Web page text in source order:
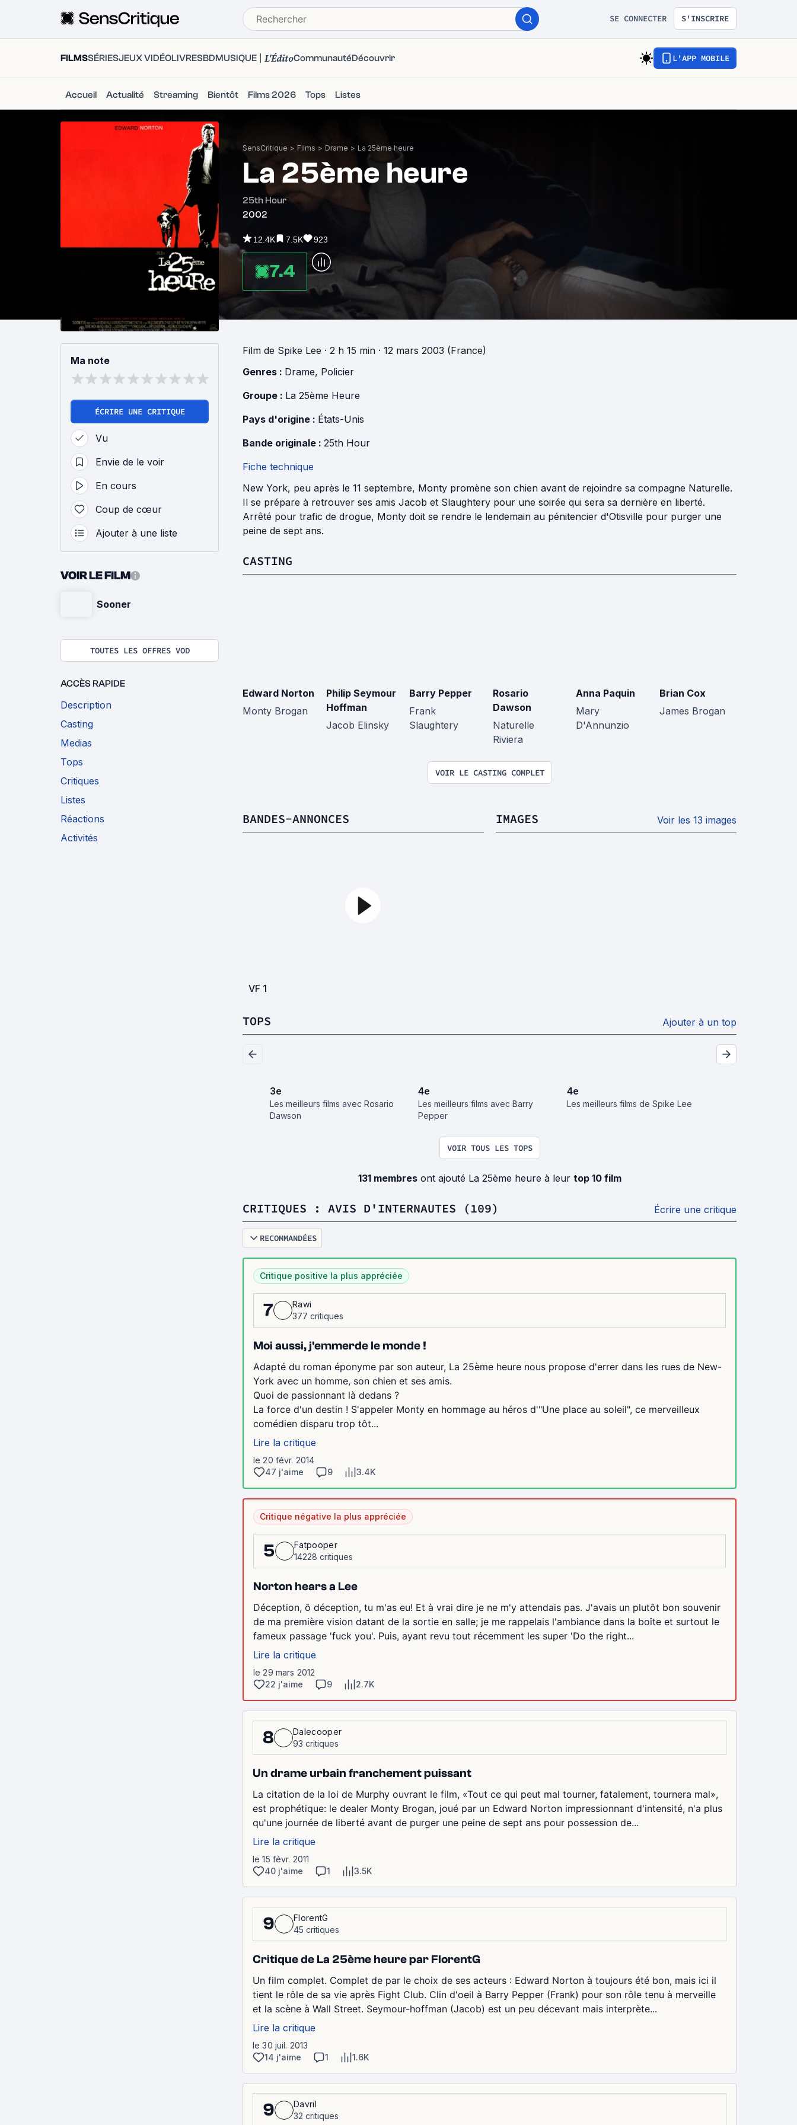
SE CONNECTER S'INSCRIRE
FILMSSÉRIESJEUX VIDÉOLIVRESBDMUSIQUE L'ÉditoCommunautéDécouvrir L'APP MOBILE
Accueil Actualité Streaming Bientôt Films 2026 Tops Listes
SensCritique > Films > Drame > La 25ème heure
La 25ème heure
25th Hour
2002
12.4K 7.5K 923
7.4
Ma note
ÉCRIRE UNE CRITIQUE
Vu
Envie de le voir
En cours
Coup de cœur
Ajouter à une liste
VOIR LE FILM
Sooner
TOUTES LES OFFRES VOD
ACCÈS RAPIDE
Description
Casting
Medias
Tops
Critiques
Listes
Réactions
Activités
Film de Spike Lee · 2 h 15 min · 12 mars 2003 (France)
Genres : Drame, Policier
Groupe : La 25ème Heure
Pays d'origine : États-Unis
Bande originale : 25th Hour
Fiche technique
New York, peu après le 11 septembre, Monty promène son chien avant de rejoindre sa compagne Naturelle.
Il se prépare à retrouver ses amis Jacob et Slaughtery pour une soirée qui sera sa dernière en liberté.
Arrêté pour trafic de drogue, Monty doit se rendre le lendemain au pénitencier d'Otisville pour purger une
peine de sept ans.
CASTING
Edward Norton
Monty Brogan
Philip Seymour
Hoffman
Jacob Elinsky
Barry Pepper
Frank
Slaughtery
Rosario
Dawson
Naturelle
Riviera
Anna Paquin
Mary
D'Annunzio
Brian Cox
James Brogan
VOIR LE CASTING COMPLET
BANDES-ANNONCES
VF 1
IMAGES Voir les 13 images
TOPS Ajouter à un top
3e
Les meilleurs films avec Rosario
Dawson
4e
Les meilleurs films avec Barry
Pepper
4e
Les meilleurs films de Spike Lee
VOIR TOUS LES TOPS
131 membresont ajouté La 25ème heure à leur top 10 film
CRITIQUES : AVIS D'INTERNAUTES (109) Écrire une critique
RECOMMANDÉES
Critique positive la plus appréciée
7
Rawi
377 critiques
Moi aussi, j'emmerde le monde !
Adapté du roman éponyme par son auteur, La 25ème heure nous propose d'errer dans les rues de New-
York avec un homme, son chien et ses amis.
Quoi de passionnant là dedans ?
La force d'un destin ! S'appeler Monty en hommage au héros d'"Une place au soleil", ce merveilleux
comédien disparu trop tôt...
Lire la critique
le 20 févr. 2014
47 j'aime
9 3.4K
Critique négative la plus appréciée
5
Fatpooper
14228 critiques
Norton hears a Lee
Déception, ô déception, tu m'as eu! Et à vrai dire je ne m'y attendais pas. J'avais un plutôt bon souvenir
de ma première vision datant de la sortie en salle; je me rappelais l'ambiance dans la boîte et surtout le
fameux passage 'fuck you'. Puis, ayant revu tout récemment les super 'Do the right...
Lire la critique
le 29 mars 2012
22 j'aime
9 2.7K
8
Dalecooper
93 critiques
Un drame urbain franchement puissant
La citation de la loi de Murphy ouvrant le film, «Tout ce qui peut mal tourner, fatalement, tournera mal»,
est prophétique: le dealer Monty Brogan, joué par un Edward Norton impressionnant d'intensité, n'a plus
qu'une journée de liberté avant de purger une peine de sept ans pour possession de...
Lire la critique
le 15 févr. 2011
40 j'aime
1 3.5K
9
FlorentG
45 critiques
Critique de La 25ème heure par FlorentG
Un film complet. Complet de par le choix de ses acteurs : Edward Norton à toujours été bon, mais ici il
tient le rôle de sa vie après Fight Club. Clin d'oeil à Barry Pepper (Frank) pour son rôle tenu à merveille
et la scène à Wall Street. Seymour-hoffman (Jacob) est un peu décevant mais interprète...
Lire la critique
le 30 juil. 2013
14 j'aime
1 1.6K
9
Davril
32 critiques